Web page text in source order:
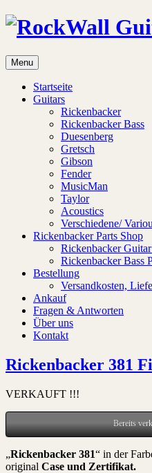
Menu
Startseite
Guitars
Rickenbacker
Rickenbacker Bass
Duesenberg
Gretsch
Gibson
Fender
MusicMan
Taylor
Acoustics
Verschiedene/
Rickenbacker Parts Shop
Rickenbacker
Rickenbacker Bass
Bestellung
Versandkosten,
Ankauf
Fragen & Antworten
Über uns
Kontakt
Rickenbacker 381
VERKAUFT !!!
Bereits
„Rickenbacker 381“ in der
original Case und Zertifikat.